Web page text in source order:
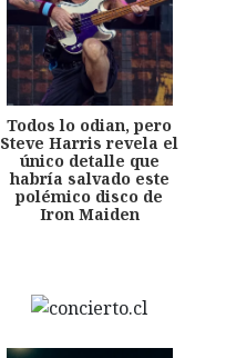
Todos lo odian, pero
Steve Harris revela el
único detalle que
habría salvado este
polémico disco de
Iron Maiden